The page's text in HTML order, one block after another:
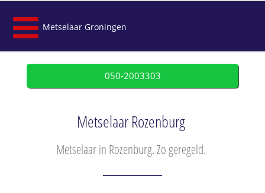
Metselaar Groningen
050-2003303
Metselaar Rozenburg
Metselaar in Rozenburg. Zo geregeld.